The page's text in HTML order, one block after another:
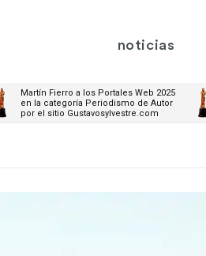
noticias
Martín Fierro a los Portales Web 2025
en la categoría Periodismo de Autor
por el sitio Gustavosylvestre.com